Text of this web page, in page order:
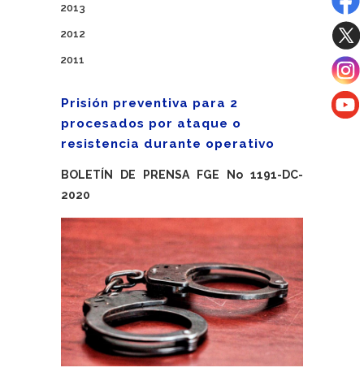
2013
2012
2011
Prisión preventiva para 2
procesados por ataque o
resistencia durante operativo
BOLETÍN DE PRENSA FGE No 1191-DC-
2020